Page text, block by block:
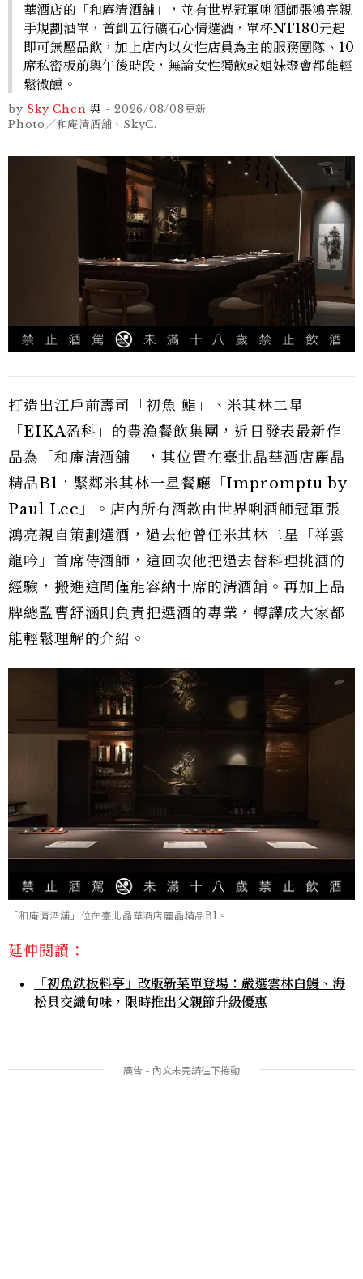
華酒店的「和庵清酒舖」，並有世界冠軍唎酒師張鴻亮親
手規劃酒單，首創五行礦石心情選酒，單杯NT180元起
即可無壓品飲，加上店內以女性店員為主的服務團隊、10
席私密板前與午後時段，無論女性獨飲或姐妹聚會都能輕
鬆微醺。
by Sky Chen 與 - 2026/08/08更新
Photo／和庵清酒舖、SkyC.
打造出江戶前壽司「初魚 鮨」、米其林二星
「EIKA盈科」的豊漁餐飲集團，近日發表最新作
品為「和庵清酒舖」，其位置在臺北晶華酒店麗晶
精品B1，緊鄰米其林一星餐廳「Impromptu by
Paul Lee」。店內所有酒款由世界唎酒師冠軍張
鴻亮親自策劃選酒，過去他曾任米其林二星「祥雲
龍吟」首席侍酒師，這回次他把過去替料理挑酒的
經驗，搬進這間僅能容納十席的清酒舖。再加上品
牌總監曹舒涵則負責把選酒的專業，轉譯成大家都
能輕鬆理解的介紹。
「和庵清酒舖」位在臺北晶華酒店麗晶精品B1。
延伸閱讀：
「初魚鉄板料亭」改版新菜單登場：嚴選雲林白鰻、海
松貝交織旬味，限時推出父親節升級優惠